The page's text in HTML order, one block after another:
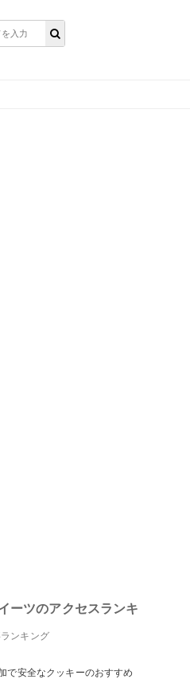
ーツのアクセスランキ
ンキング
で安全なクッキーのおすすめ